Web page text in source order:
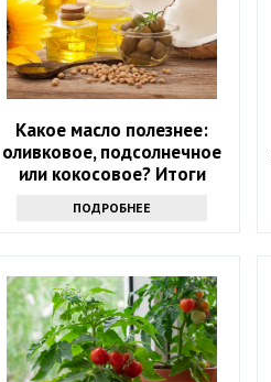
Какое масло полезнее:
оливковое, подсолнечное
или кокосовое? Итоги
ПОДРОБНЕЕ